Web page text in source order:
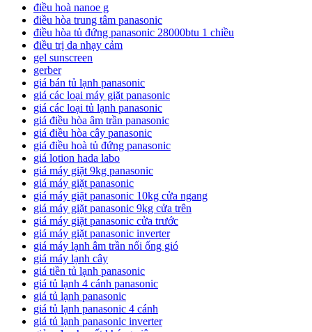
điều hoà nanoe g
điều hòa trung tâm panasonic
điều hòa tủ đứng panasonic 28000btu 1 chiều
điều trị da nhạy cảm
gel sunscreen
gerber
giá bán tủ lạnh panasonic
giá các loại máy giặt panasonic
giá các loại tủ lạnh panasonic
giá điều hòa âm trần panasonic
giá điều hòa cây panasonic
giá điều hoà tủ đứng panasonic
giá lotion hada labo
giá máy giặt 9kg panasonic
giá máy giặt panasonic
giá máy giặt panasonic 10kg cửa ngang
giá máy giặt panasonic 9kg cửa trên
giá máy giặt panasonic cửa trước
giá máy giặt panasonic inverter
giá máy lạnh âm trần nối ống gió
giá máy lạnh cây
giá tiền tủ lạnh panasonic
giá tủ lạnh 4 cánh panasonic
giá tủ lạnh panasonic
giá tủ lạnh panasonic 4 cánh
giá tủ lạnh panasonic inverter